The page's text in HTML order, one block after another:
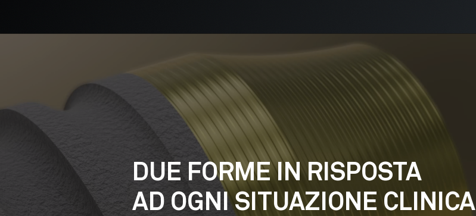
DUE FORME IN RISPOSTA
AD OGNI SITUAZIONE CLINICA